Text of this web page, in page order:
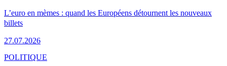
L’euro en mèmes : quand les Européens détournent les nouveaux
billets
27.07.2026
POLITIQUE